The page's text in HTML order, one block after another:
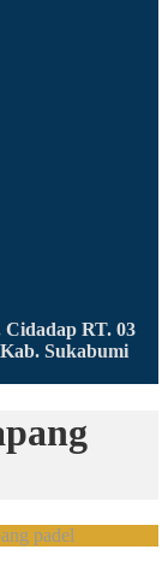
RT. 03
Sukabumi
padel